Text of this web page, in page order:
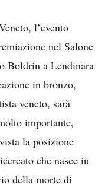
l’evento
nel Salone
Boldrin a Lendinara
in bronzo,
veneto, sarà
importante,
la posizione
che nasce in
della morte di